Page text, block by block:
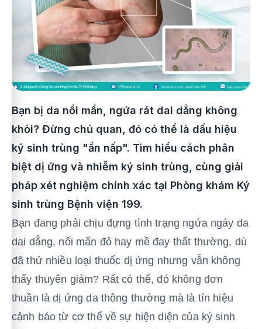
Bạn bị da nổi mẩn, ngứa rát dai dẳng không
khỏi? Đừng chủ quan, đó có thể là dấu hiệu
ký sinh trùng "ẩn nấp". Tìm hiểu cách phân
biệt dị ứng và nhiễm ký sinh trùng, cùng giải
pháp xét nghiệm chính xác tại Phòng khám Ký
sinh trùng Bệnh viện 199.
Bạn đang phải chịu đựng tình trạng ngứa ngáy da
dai dẳng, nổi mẩn đỏ hay mề đay thất thường, dù
đã thử nhiều loại thuốc dị ứng nhưng vẫn không
thấy thuyên giảm? Rất có thể, đó không đơn
thuần là dị ứng da thông thường mà là tín hiệu
cảnh báo từ cơ thể về sự hiện diện của ký sinh